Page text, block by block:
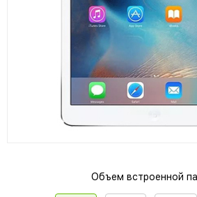
Объем встроенной